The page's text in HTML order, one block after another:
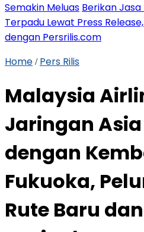
Semakin Meluas Berikan Jasa
Terpadu Lewat Press
dengan Persrilis.com
Home / Pers Rilis
Malaysia
Jaringan
dengan
Fukuoka,
Rute Baru dan